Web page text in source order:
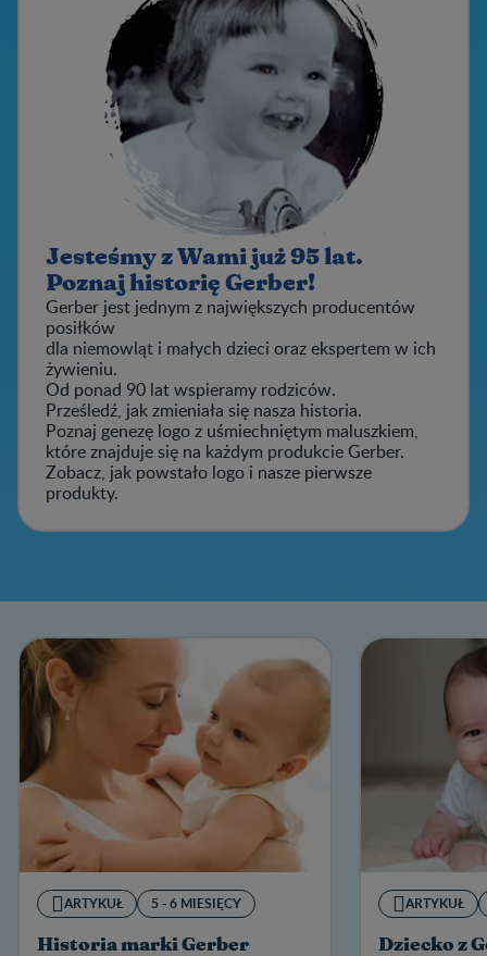
Jesteśmy z Wami już 95 lat.
Poznaj historię Gerber!
Gerber jest jednym z największych producentów
posiłków
dla niemowląt i małych dzieci oraz ekspertem w ich
żywieniu.
Od ponad 90 lat wspieramy rodziców.
Prześledź, jak zmieniała się nasza historia.
Poznaj genezę logo z uśmiechniętym maluszkiem,
które znajduje się na każdym produkcie Gerber.
Zobacz, jak powstało logo i nasze pierwsze
produkty.
ARTYKUŁ 5 - 6 MIESIĘCY
Historia marki Gerber
ARTYKUŁ
Dziecko z